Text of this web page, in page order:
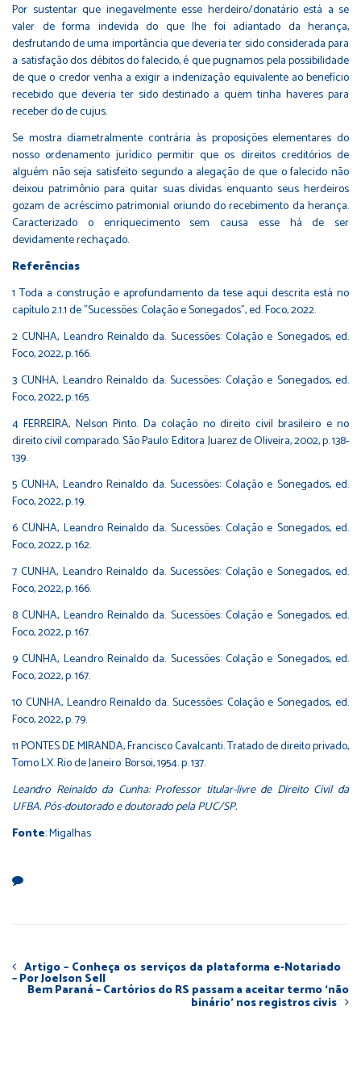
Por sustentar que inegavelmente esse herdeiro/donatário está a se
valer de forma indevida do que lhe foi adiantado da herança,
desfrutando de uma importância que deveria ter sido considerada para
a satisfação dos débitos do falecido, é que pugnamos pela possibilidade
de que o credor venha a exigir a indenização equivalente ao benefício
recebido que deveria ter sido destinado a quem tinha haveres para
receber do de cujus.
Se mostra diametralmente contrária às proposições elementares do
nosso ordenamento jurídico permitir que os direitos creditórios de
alguém não seja satisfeito segundo a alegação de que o falecido não
deixou patrimônio para quitar suas dívidas enquanto seus herdeiros
gozam de acréscimo patrimonial oriundo do recebimento da herança.
Caracterizado o enriquecimento sem causa esse há de ser
devidamente rechaçado.
Referências
1 Toda a construção e aprofundamento da tese aqui descrita está no
capítulo 2.1.1 de "Sucessões: Colação e Sonegados", ed. Foco, 2022.
2 CUNHA, Leandro Reinaldo da. Sucessões: Colação e Sonegados, ed.
Foco, 2022, p. 166.
3 CUNHA, Leandro Reinaldo da. Sucessões: Colação e Sonegados, ed.
Foco, 2022, p. 165.
4 FERREIRA, Nelson Pinto. Da colação no direito civil brasileiro e no
direito civil comparado. São Paulo: Editora Juarez de Oliveira, 2002, p. 138-
139.
5 CUNHA, Leandro Reinaldo da. Sucessões: Colação e Sonegados, ed.
Foco, 2022, p. 19.
6 CUNHA, Leandro Reinaldo da. Sucessões: Colação e Sonegados, ed.
Foco, 2022, p. 162.
7 CUNHA, Leandro Reinaldo da. Sucessões: Colação e Sonegados, ed.
Foco, 2022, p. 166.
8 CUNHA, Leandro Reinaldo da. Sucessões: Colação e Sonegados, ed.
Foco, 2022, p. 167.
9 CUNHA, Leandro Reinaldo da. Sucessões: Colação e Sonegados, ed.
Foco, 2022, p. 167.
10 CUNHA, Leandro Reinaldo da. Sucessões: Colação e Sonegados, ed.
Foco, 2022, p. 79.
11 PONTES DE MIRANDA, Francisco Cavalcanti. Tratado de direito privado,
Tomo LX. Rio de Janeiro: Borsoi, 1954. p. 137.
Leandro Reinaldo da Cunha: Professor titular-livre de Direito Civil da
UFBA. Pós-doutorado e doutorado pela PUC/SP.
Fonte: Migalhas
Artigo – Conheça os serviços da plataforma e-Notariado
– Por Joelson Sell
Bem Paraná – Cartórios do RS passam a aceitar termo ‘não
binário’ nos registros civis